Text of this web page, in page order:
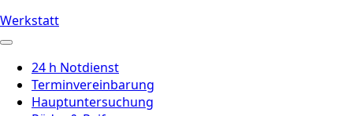
Werkstatt
24 h Notdienst
Terminvereinbarung
Hauptuntersuchung